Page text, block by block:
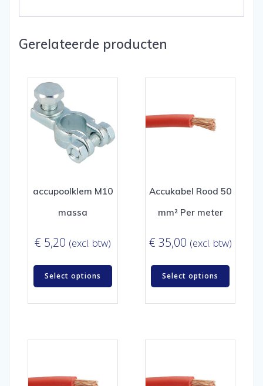
Gerelateerde producten
accupoolklem M10
massa
€ 5,20 (excl. btw)
Select options
Accukabel Rood 50
mm² Per meter
€ 35,00 (excl. btw)
Select options